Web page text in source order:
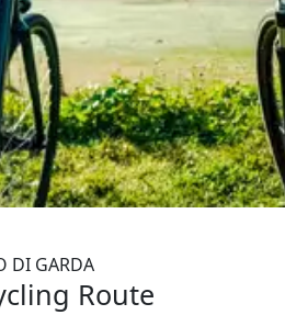
DI GARDA
Route